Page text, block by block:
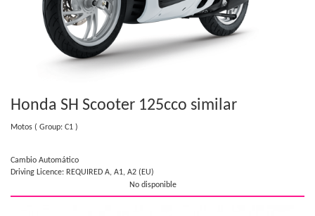
Honda SH Scooter 125cco similar
Motos ( Group: C1 )
Cambio Automático
Driving Licence: REQUIRED A, A1, A2 (EU)
No disponible